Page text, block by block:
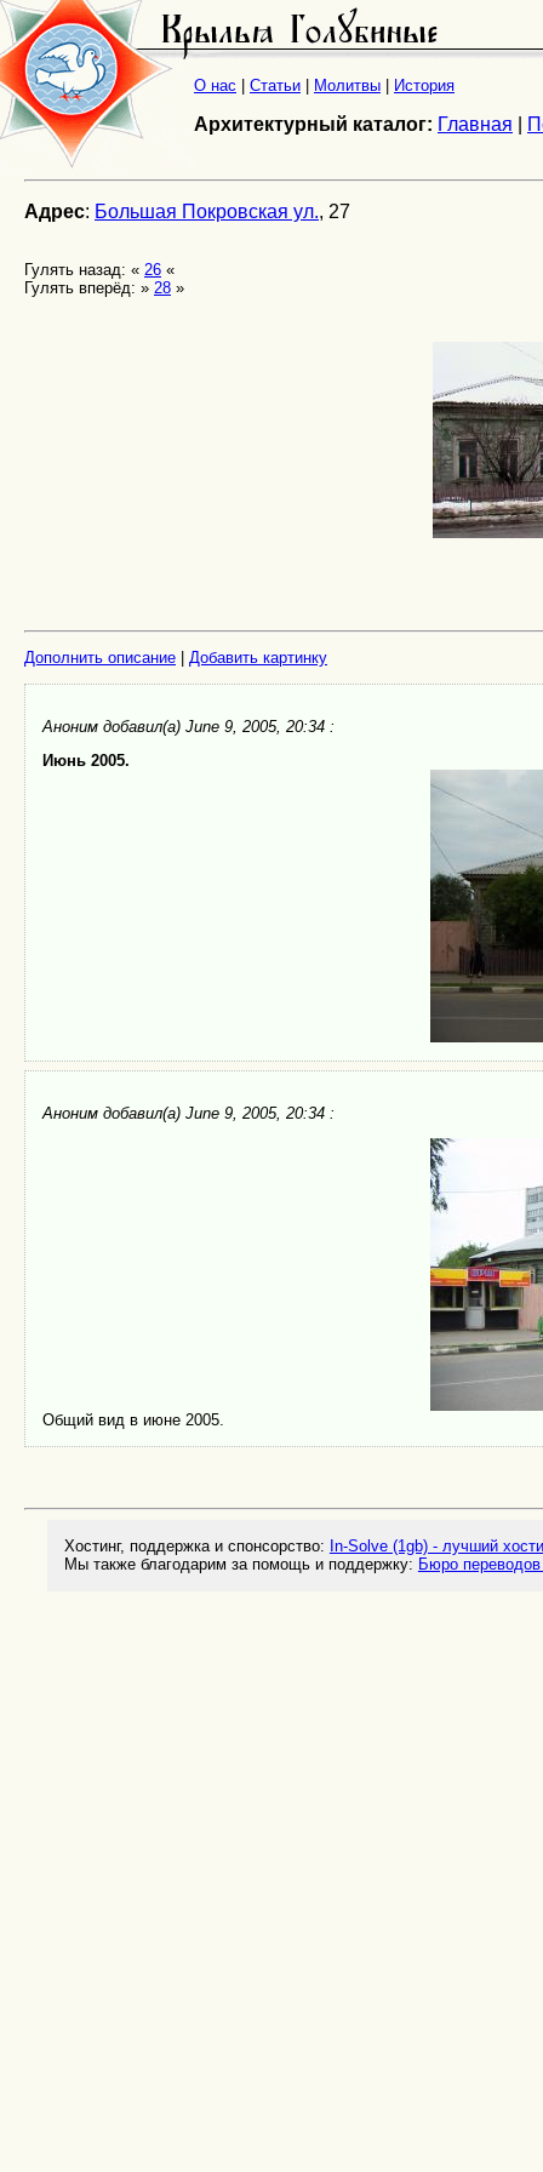
О нас Статьи Молитвы История
Архитектурный каталог: Главная
Адрес: Большая Покровская ул., 27
Гулять назад: « 26 «
Гулять вперёд: » 28 »
Дополнить описание Добавить картинку
Аноним добавил(а) June 9, 2005, 20:34 :
Июнь 2005.
Аноним добавил(а) June 9, 2005, 20:34 :
Общий вид в июне 2005.
Хостинг, поддержка и спонсорство: In-Solve (1gb) - лучший
Мы также благодарим за помощь и поддержку: Бюро переводов